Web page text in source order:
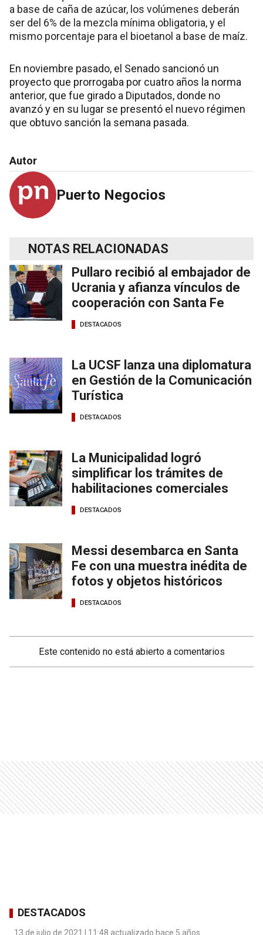
a base de caña de azúcar, los volúmenes deberán
ser del 6% de la mezcla mínima obligatoria, y el
mismo porcentaje para el bioetanol a base de maíz.
En noviembre pasado, el Senado sancionó un
proyecto que prorrogaba por cuatro años la norma
anterior, que fue girado a Diputados, donde no
avanzó y en su lugar se presentó el nuevo régimen
que obtuvo sanción la semana pasada.
Autor
Puerto Negocios
NOTAS RELACIONADAS
Pullaro recibió al embajador de
Ucrania y afianza vínculos de
cooperación con Santa Fe
DESTACADOS
La UCSF lanza una diplomatura
en Gestión de la Comunicación
Turística
DESTACADOS
La Municipalidad logró
simplificar los trámites de
habilitaciones comerciales
DESTACADOS
Messi desembarca en Santa
Fe con una muestra inédita de
fotos y objetos históricos
DESTACADOS
Este contenido no está abierto a comentarios
DESTACADOS
13 de julio de 2021 | 11:48 actualizado hace 5 años